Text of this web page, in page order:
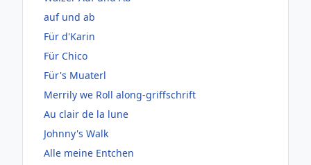
auf und ab
Für d'Karin
Für Chico
Für's Muaterl
Merrily we Roll along-griffschrift
Au clair de la lune
Johnny's Walk
Alle meine Entchen